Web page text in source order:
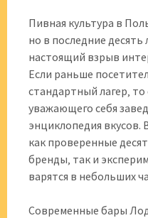
Пивная культура в
но в последние
настоящий взрыв
Если раньше
стандартный лагер‚
уважающего себя
энциклопедия вкусов.
как проверенные
бренды‚ так и
варятся в небольших
Современные бары